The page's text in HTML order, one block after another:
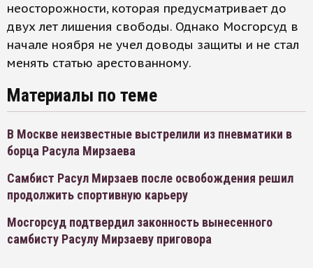
неосторожности, которая предусматривает до
двух лет лишения свободы. Однако Мосгорсуд в
начале ноября не учел доводы защиты и не стал
менять статью арестованному.
Материалы по теме
В Москве неизвестные выстрелили из пневматики в
борца Расула Мирзаева
Самбист Расул Мирзаев после освобождения решил
продолжить спортивную карьеру
Мосгорсуд подтвердил законность вынесенного
самбисту Расулу Мирзаеву приговора